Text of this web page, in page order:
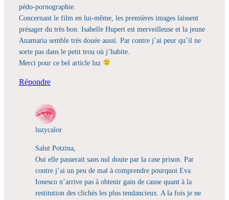
pédo-pornographie.
Concernant le film en lui-même, les premières images laissent
présager du très bon. Isabelle Hupert est merveilleuse et la jeune
Anamaria semble très douée aussi. Par contre j’ai peur qu’il ne
sorte pas dans le petit trou où j’habite.
Merci pour ce bel article luz
Répondre
luzycalor
Salut Potzina,
Oui elle passerait sans nul doute par la case prison. Par
contre j’ai un peu de mal à comprendre pourquoi Eva
Ionesco n’arrive pas à obtenir gain de cause quant à la
restitution des clichés les plus tendancieux. A la fois je ne